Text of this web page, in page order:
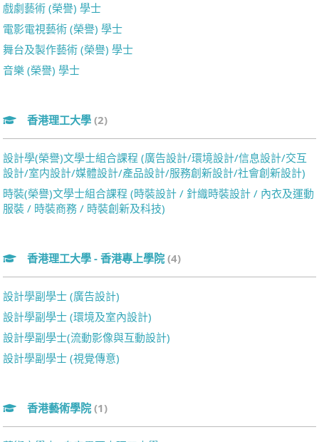
戲劇藝術 (榮譽) 學士
電影電視藝術 (榮譽) 學士
舞台及製作藝術 (榮譽) 學士
音樂 (榮譽) 學士
香港理工大學 (2)
設計學(榮譽)文學士組合課程 (廣告設計/環境設計/信息設計/交互
設計/室内設計/媒體設計/產品設計/服務創新設計/社會創新設計)
時裝(榮譽)文學士組合課程 (時裝設計 / 針織時裝設計 / 內衣及運動
服裝 / 時裝商務 / 時裝創新及科技)
香港理工大學 - 香港專上學院 (4)
設計學副學士 (廣告設計)
設計學副學士 (環境及室內設計)
設計學副學士(流動影像與互動設計)
設計學副學士 (視覺傳意)
香港藝術學院 (1)